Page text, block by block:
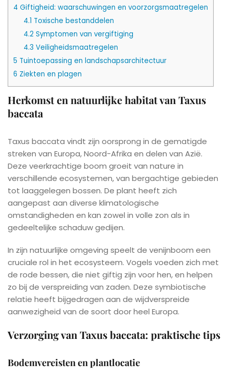
4 Giftigheid: waarschuwingen en voorzorgsmaatregelen
4.1 Toxische bestanddelen
4.2 Symptomen van vergiftiging
4.3 Veiligheidsmaatregelen
5 Tuintoepassing en landschapsarchitectuur
6 Ziekten en plagen
Herkomst en natuurlijke habitat van Taxus
baccata
Taxus baccata vindt zijn oorsprong in de gematigde
streken van Europa, Noord-Afrika en delen van Azië.
Deze veerkrachtige boom groeit van nature in
verschillende ecosystemen, van bergachtige gebieden
tot laaggelegen bossen. De plant heeft zich
aangepast aan diverse klimatologische
omstandigheden en kan zowel in volle zon als in
gedeeltelijke schaduw gedijen.
In zijn natuurlijke omgeving speelt de venijnboom een
cruciale rol in het ecosysteem. Vogels voeden zich met
de rode bessen, die niet giftig zijn voor hen, en helpen
zo bij de verspreiding van zaden. Deze symbiotische
relatie heeft bijgedragen aan de wijdverspreide
aanwezigheid van de soort door heel Europa.
Verzorging van Taxus baccata: praktische tips
Bodemvereisten en plantlocatie